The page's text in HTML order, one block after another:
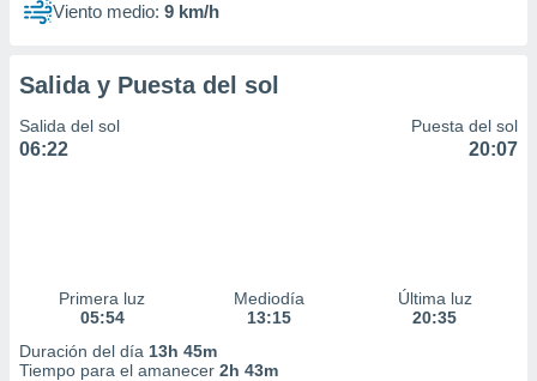
de
Viento medio: 9 km/h
Salida y Puesta del sol
Salida del sol
06:22
Puesta del sol
20:07
Primera luz
05:54
Mediodía
13:15
Última luz
20:35
Duración del día 13h 45m
Tiempo para el amanecer 2h 43m